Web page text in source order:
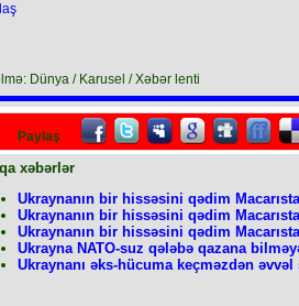
Dünya / Karusel / Xəbər lenti
Paylaş
xəbərlər
Ukraynanın bir hissəsini qədim
Ukraynanın bir hissəsini qədim
Ukraynanın bir hissəsini qədim
Ukrayna NATO-suz qələbə qazana
Ukraynanı əks-hücuma keçməzdən